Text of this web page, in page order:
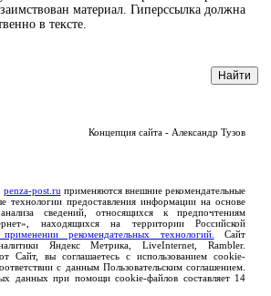
материал. Гиперссылка должна
в тексте.
Концепция сайта - Александр Тузов
penza-post.ru применяются внешние рекомендательные
технологии предоставления информации на основе
сведений, относящихся к предпочтениям
находящихся на территории Российской
рекомендательных технологий.
Сайт
Яндекс Метрика, LiveInternet, Rambler.
Сайт, вы соглашаетесь с использованием cookie-
с данным Пользовательским соглашением.
данных при помощи cookie-файлов составляет 14